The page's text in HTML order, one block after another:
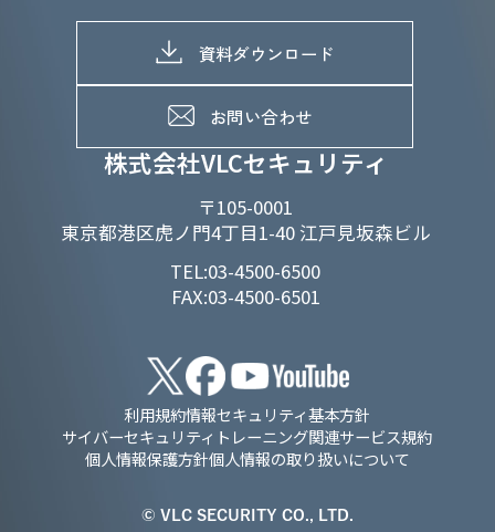
株式会社VLCセキュリティ
〒105-0001
東京都港区虎ノ門4丁目1-40 江戸見坂森ビル
TEL:03-4500-6500
FAX:03-4500-6501
よくあるご質問
SDGs推進体制
D&Iの取り組み
募集職種一覧
メッセージ
メンバーインタビュー
資料ダウンロード
お問い合わせ
利用規約情報セキュリティ基本方針
サイバーセキュリティトレーニング関連サービス規約
個人情報保護方針個人情報の取り扱いについて
© VLC SECURITY CO., LTD.